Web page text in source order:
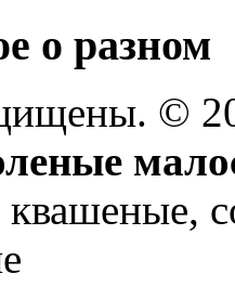
о разном
©